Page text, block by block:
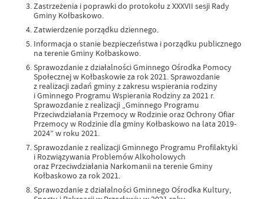
Zastrzeżenia i poprawki do protokołu z XXXVII sesji Rady
Gminy Kołbaskowo.
Zatwierdzenie porządku dziennego.
Informacja o stanie bezpieczeństwa i porządku publicznego
na terenie Gminy Kołbaskowo.
Sprawozdanie z działalności Gminnego Ośrodka Pomocy
Społecznej w Kołbaskowie za rok 2021. Sprawozdanie
z realizacji zadań gminy z zakresu wspierania rodziny
i Gminnego Programu Wspierania Rodziny za 2021 r.
Sprawozdanie z realizacji „Gminnego Programu
Przeciwdziałania Przemocy w Rodzinie oraz Ochrony Ofiar
Przemocy w Rodzinie dla gminy Kołbaskowo na lata 2019-
2024” w roku 2021.
Sprawozdanie z realizacji Gminnego Programu Profilaktyki
i Rozwiązywania Problemów Alkoholowych
oraz Przeciwdziałania Narkomanii na terenie Gminy
Kołbaskowo za rok 2021.
Sprawozdanie z działalności Gminnego Ośrodka Kultury,